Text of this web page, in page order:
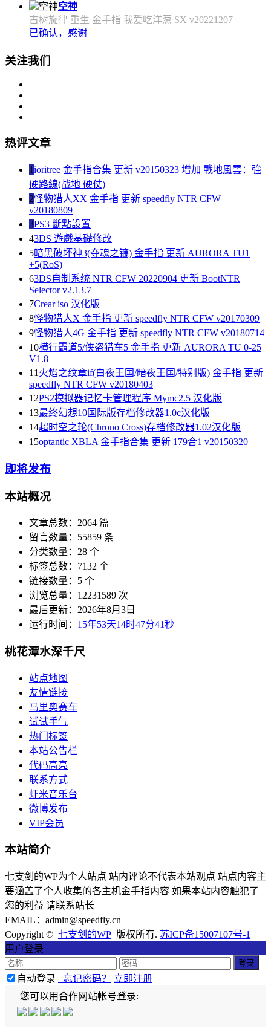
空神
古树旋律 重生 金手指 我爱吃洋葱 SX v20221207
已确认，感谢
关注我们
热评文章
1ioritree 金手指合集 更新 v20150323 增加 戰地風雲：強
硬路線(战地 硬仗)
2怪物猎人XX 金手指 更新 speedfly NTR CFW
v20180809
3PS3 斷點設置
43DS 遊戲基礎修改
5暗黑破坏神3(夺魂之镰) 金手指 更新 AURORA TU1
+5(RoS)
63DS自制系统 NTR CFW 20220904 更新 BootNTR
Selector v2.13.7
7Crear iso 汉化版
8怪物猎人X 金手指 更新 speedfly NTR CFW v20170309
9怪物猎人4G 金手指 更新 speedfly NTR CFW v20180714
10横行霸道5/侠盗猎车5 金手指 更新 AURORA TU 0-25
V1.8
11 火焰之纹章if(白夜王国/暗夜王国/特别版) 金手指 更新
speedfly NTR CFW v20180403
12PS2模拟器记忆卡管理程序 Mymc2.5 汉化版
13最终幻想10国际版存档修改器1.0c汉化版
14超时空之轮(Chrono Cross)存档修改器1.02汉化版
15optantic XBLA 金手指合集 更新 179合1 v20150320
即将发布
本站概况
文章总数：2064 篇
留言数量：55859 条
分类数量：28 个
标签总数：7132 个
链接数量：5 个
浏览总量：12231589 次
最后更新：2026年8月3日
运行时间： 15年53天14时47分42秒
桃花潭水深千尺
站点地图
友情链接
马里奥赛车
试试手气
热门标签
本站公告栏
代码高亮
联系方式
虾米音乐台
微博发布
VIP会员
本站简介
七支剑的WP为个人站点 站内评论不代表本站观点 站点内容主
要涵盖了个人收集的各主机金手指内容 如果本站内容触犯了
您的利益 请联系站长
EMAIL：admin@speedfly.cn
Copyright © 七支剑的WP 版权所有. 苏ICP备15007107号-1
用户登录
自动登录 忘记密码？
立即注册
您可以用合作网站帐号登录: